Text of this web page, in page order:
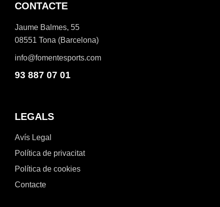
CONTACTE
Jaume Balmes, 55
08551 Tona (Barcelona)
info@fomentesports.com
93 887 07 01
LEGALS
Avís Legal
Política de privacitat
Política de cookies
Contacte